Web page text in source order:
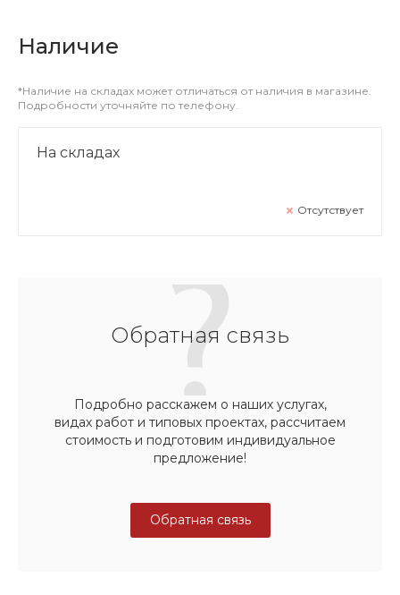
Наличие
*Наличие на складах может отличаться от наличия в магазине.
Подробности уточняйте по телефону.
На складах
Отсутствует
Обратная связь
Подробно расскажем о наших услугах,
видах работ и типовых проектах, рассчитаем
стоимость и подготовим индивидуальное
предложение!
Обратная связь